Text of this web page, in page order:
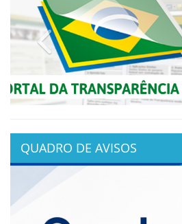
Previous
QUADRO DE AVISOS